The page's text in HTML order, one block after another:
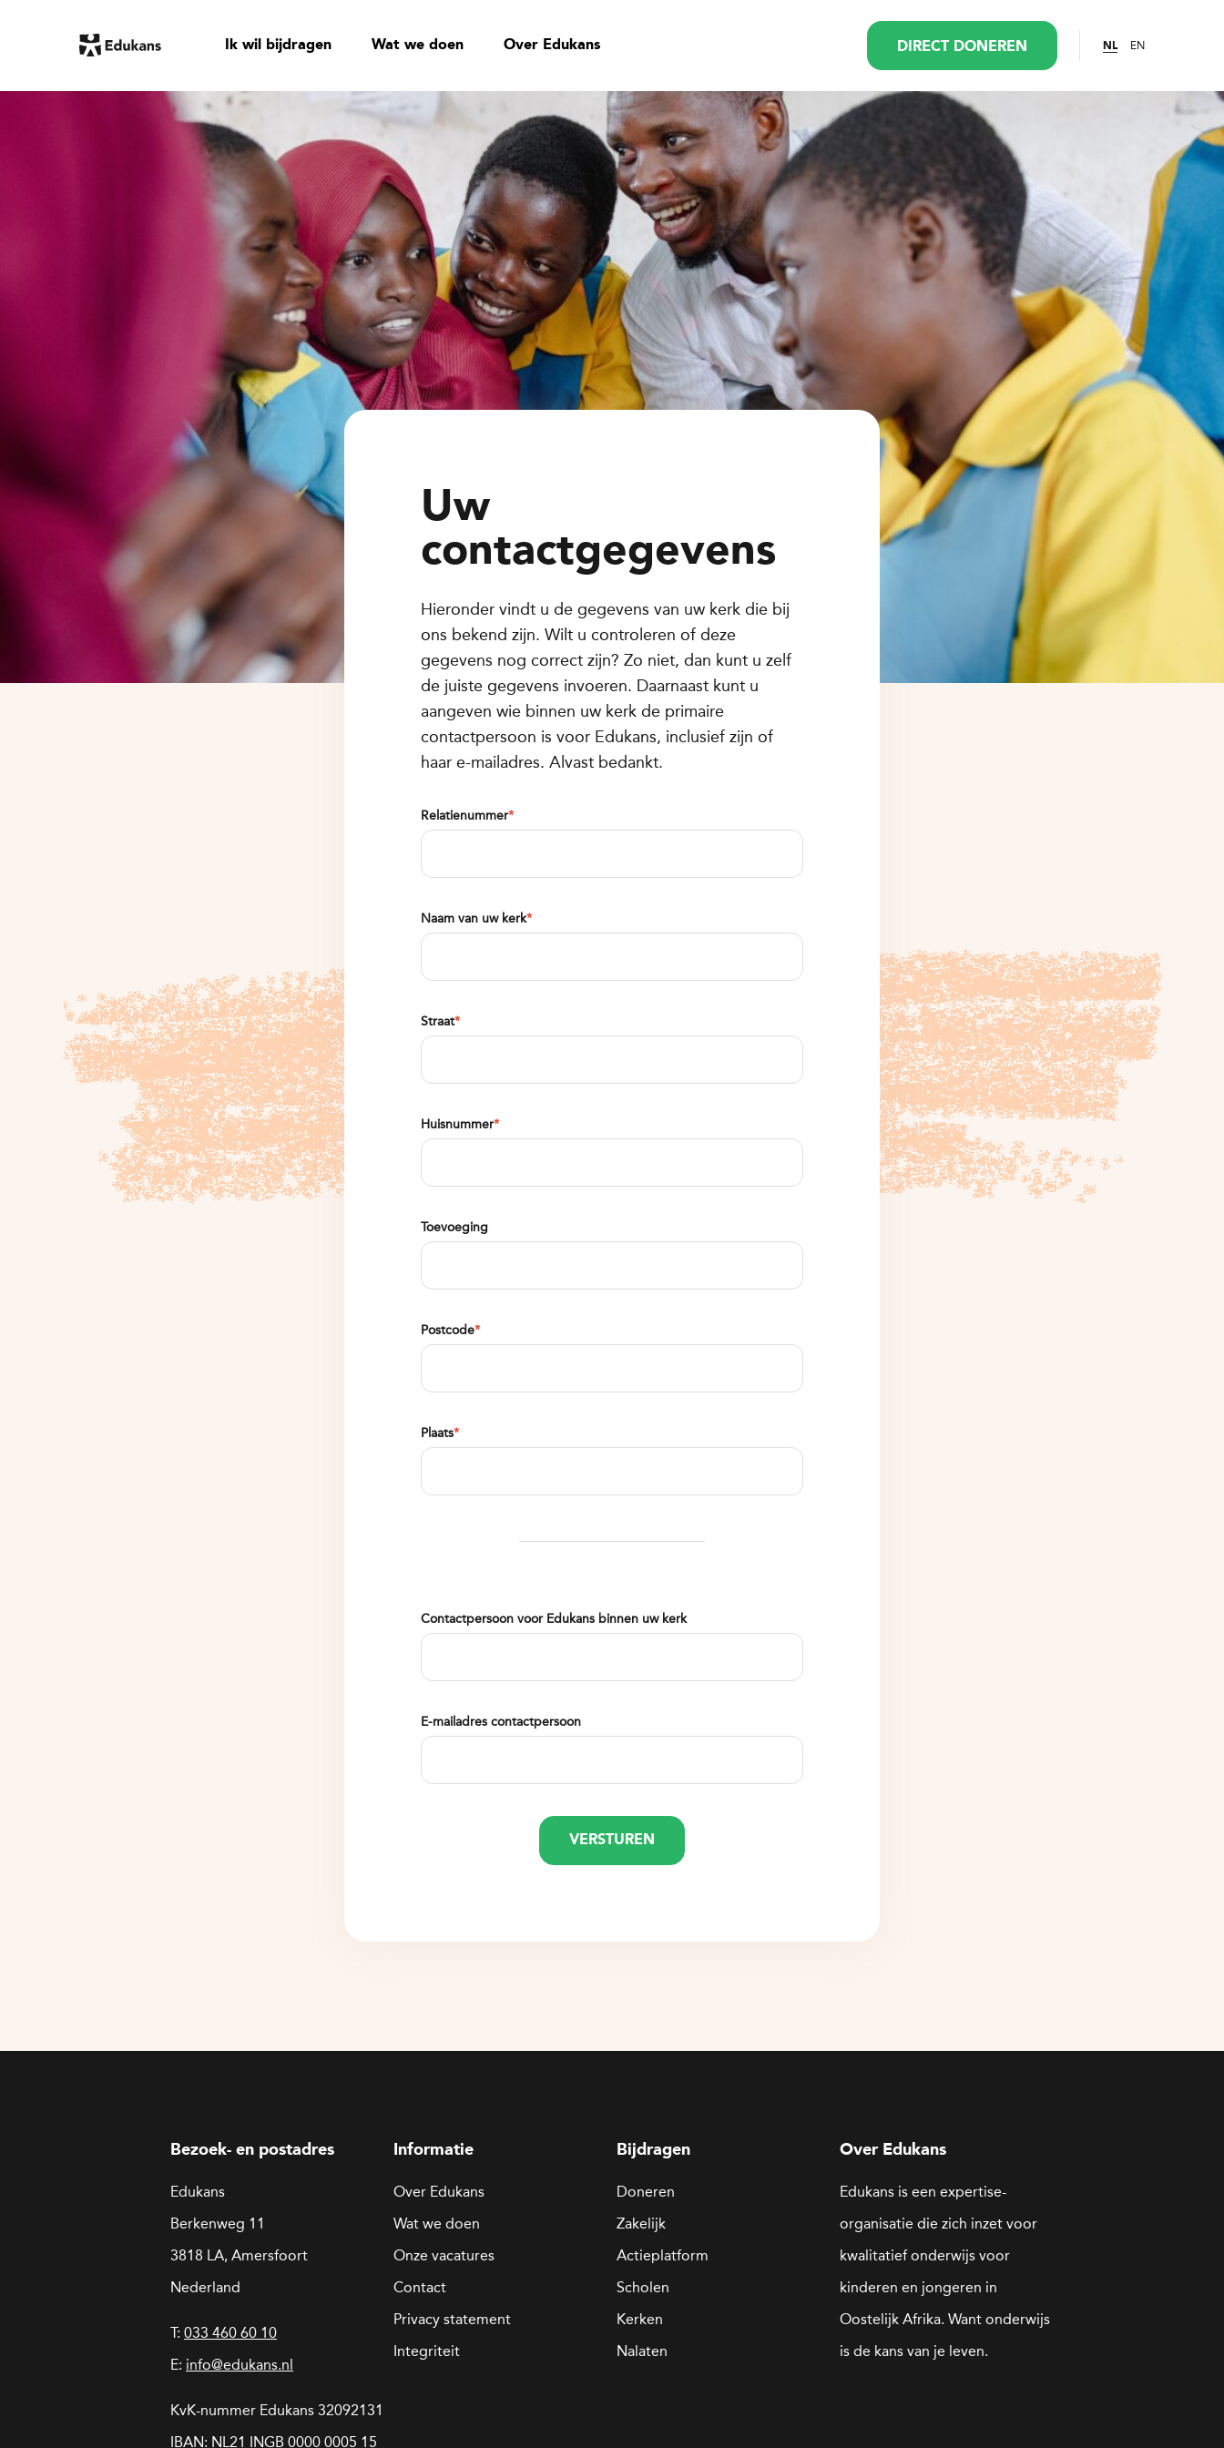
Ik wil bijdragen Wat we doen Over Edukans DIRECT DONEREN NL EN
Uw
contactgegevens
Hieronder vindt u de gegevens van uw kerk die bij
ons bekend zijn. Wilt u controleren of deze
gegevens nog correct zijn? Zo niet, dan kunt u zelf
de juiste gegevens invoeren. Daarnaast kunt u
aangeven wie binnen uw kerk de primaire
contactpersoon is voor Edukans, inclusief zijn of
haar e-mailadres. Alvast bedankt.
Relatienummer*
Naam van uw kerk*
Straat*
Huisnummer*
Toevoeging
Postcode*
Plaats*
Contactpersoon voor Edukans binnen uw kerk
E-mailadres contactpersoon
Bezoek- en postadres
Edukans
Berkenweg 11
3818 LA, Amersfoort
Nederland
T: 033 460 60 10
E: info@edukans.nl
KvK-nummer Edukans 32092131
IBAN: NL21 INGB 0000 0005 15
Informatie
Over Edukans
Wat we doen
Onze vacatures
Contact
Privacy statement
Integriteit
Bijdragen
Doneren
Zakelijk
Actieplatform
Scholen
Kerken
Nalaten
Over Edukans
Edukans is een expertise-
organisatie die zich inzet voor
kwalitatief onderwijs voor
kinderen en jongeren in
Oostelijk Afrika. Want onderwijs
is de kans van je leven.